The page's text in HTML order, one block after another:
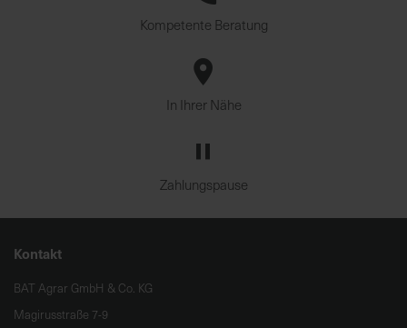
Kompetente Beratung
In Ihrer Nähe
Zahlungspause
Kontakt
BAT Agrar GmbH & Co. KG
Magirusstraße 7-9